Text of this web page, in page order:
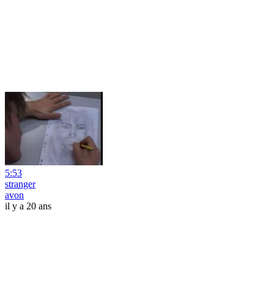
5:53
stranger
avon
il y a 20 ans